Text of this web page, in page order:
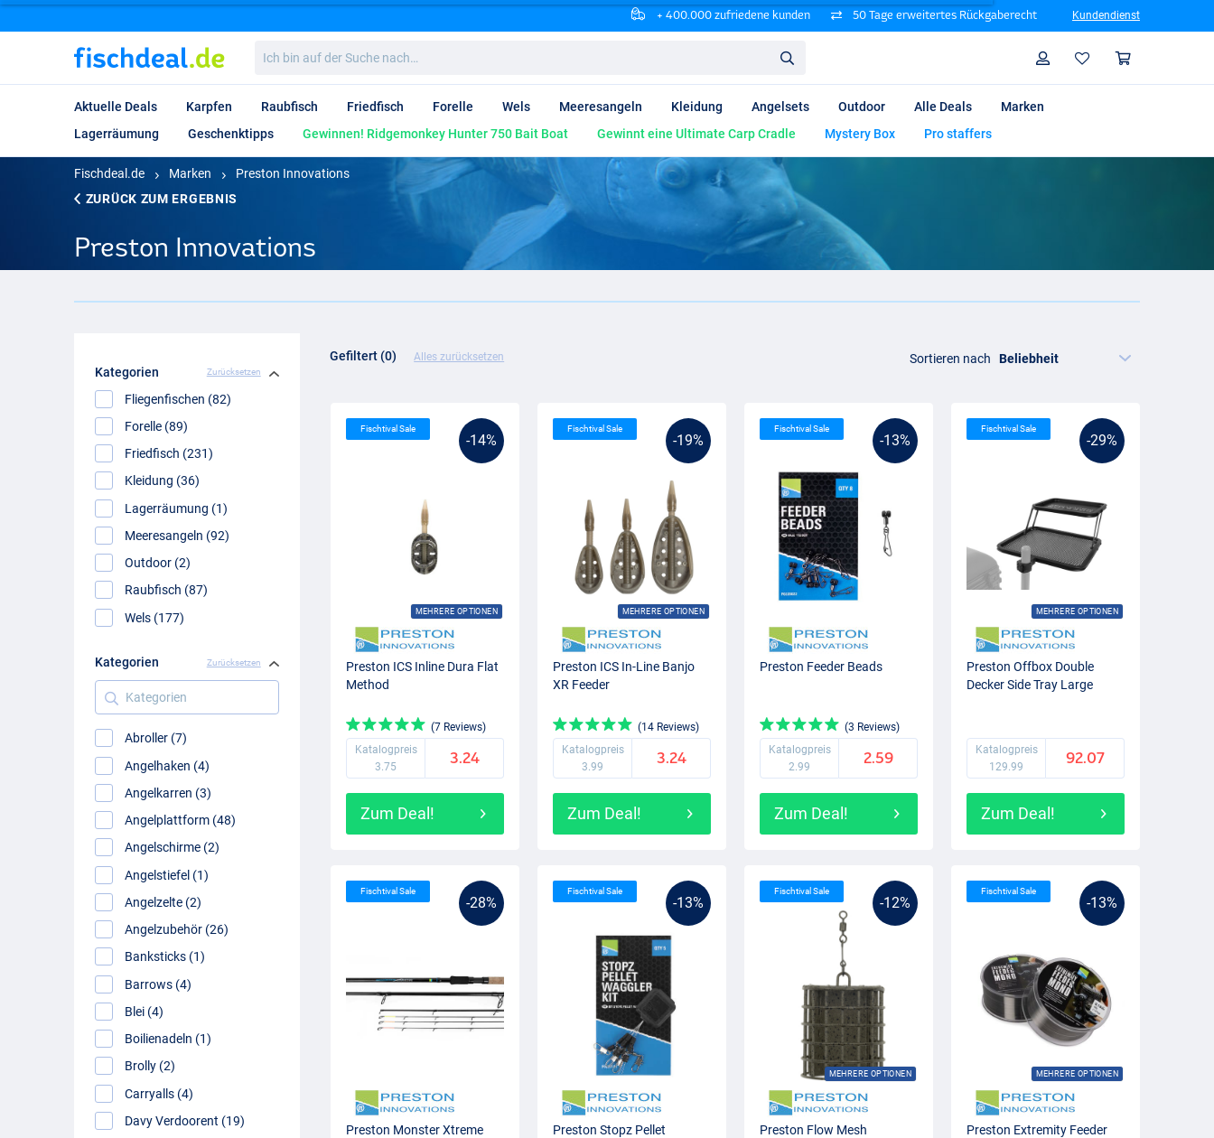
+ 400.000 zufriedene kunden 50 Tage erweitertes Rückgaberecht Kundendienst
bin
auf
Suche
nach…
Profil
Aktuelle Deals Karpfen Raubfisch Friedfisch Forelle Wels Meeresangeln Kleidung Angelsets Outdoor Alle Deals
Marken
Lagerräumung
Geschenktipps Gewinnen! Ridgemonkey Hunter 750 Bait Boat Gewinnt eine Ultimate Carp Cradle Mystery Box Pro staffers
Fischdeal.de Marken
Preston Innovations
ZURÜCK ZUM ERGEBNIS
Preston Innovations
Kategorien Zurücksetzen
Fliegenfischen (82)
Forelle (89)
Friedfisch (231)
Kleidung (36)
Lagerräumung (1)
Meeresangeln (92)
Outdoor (2)
Raubfisch (87)
Wels (177)
Kategorien Zurücksetzen
Kategorien
Abroller (7)
Angelhaken (4)
Angelkarren (3)
Angelplattform (48)
Angelschirme (2)
Angelstiefel (1)
Angelzelte (2)
Angelzubehör (26)
Banksticks (1)
Barrows (4)
Blei (4)
Boilienadeln (1)
Brolly (2)
Carryalls (4)
Davy Verdoorent (19)
Gefiltert (0) Alles zurücksetzen Sortieren nach
-14%
MEHRERE OPTIONEN
Fischtival Sale
Preston ICS Inline Dura Flat
Method
(7 Reviews)
Katalogpreis
3.75
3.24
Zum Deal!
-19%
MEHRERE OPTIONEN
Fischtival Sale
Preston ICS In-Line Banjo
XR Feeder
(14 Reviews)
Katalogpreis
3.99
3.24
Zum Deal!
-13%
Fischtival Sale
Preston Feeder Beads
(3 Reviews)
Katalogpreis
2.99
2.59
Zum Deal!
-29%
MEHRERE OPTIONEN
Fischtival Sale
Preston Offbox Double
Decker Side Tray Large
Katalogpreis
129.99
92.07
Zum Deal!
-28%
Fischtival Sale
Preston Monster Xtreme
-13%
Fischtival Sale
Preston Stopz Pellet
-12%
MEHRERE OPTIONEN
Fischtival Sale
Preston Flow Mesh
-13%
MEHRERE OPTIONEN
Fischtival Sale
Preston Extremity Feeder